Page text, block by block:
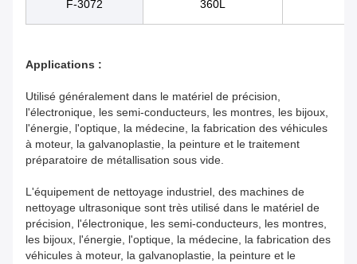
F-3072 360L
Applications :
Utilisé généralement dans le matériel de précision,
l'électronique, les semi-conducteurs, les montres, les bijoux,
l'énergie, l'optique, la médecine, la fabrication des véhicules
à moteur, la galvanoplastie, la peinture et le traitement
préparatoire de métallisation sous vide.
L'équipement de nettoyage industriel, des machines de
nettoyage ultrasonique sont très utilisé dans le matériel de
précision, l'électronique, les semi-conducteurs, les montres,
les bijoux, l'énergie, l'optique, la médecine, la fabrication des
véhicules à moteur, la galvanoplastie, la peinture et le